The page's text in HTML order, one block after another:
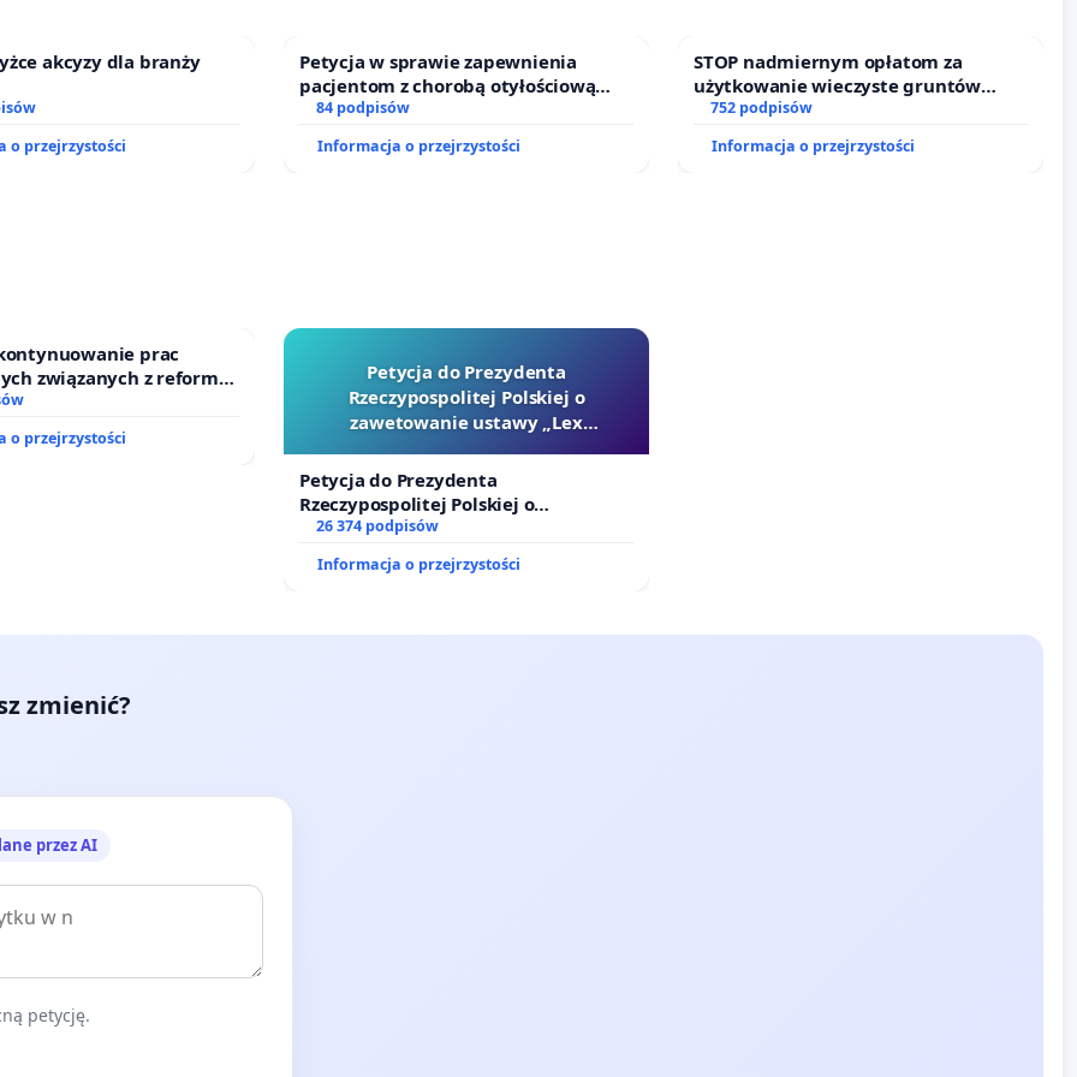
akcyzy dla branży
o przejrzystości
Petycja w sprawie zapewnienia
pacjentom z chorobą otyłościową
dostępu do kompleksowego leczenia
84 podpisów
Informacja o przejrzystości
STOP nadmiernym opłatom za
użytkowanie wieczyste gruntów
zajmowanych przez rodzinne ogrody
752 podpisów
Informacja o przejrzystości
kontynuowanie prac
związanych z reformą
o przejrzystości
Petycja do Prezydenta
Rzeczypospolitej Polskiej o
zawetowanie ustawy „Lex
Petycja do Prezydenta
Rzeczypospolitej Polskiej o
zawetowanie ustawy „Lex Szarlatan”
26 374 podpisów
Informacja o przejrzystości
zmienić?
przez AI
petycję.